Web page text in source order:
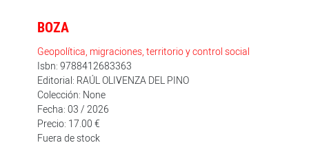
BOZA
Geopolítica, migraciones, territorio y control social
Isbn: 9788412683363
Editorial: RAÚL OLIVENZA DEL PINO
Colección: None
Fecha: 03 / 2026
Precio: 17.00 €
Fuera de stock